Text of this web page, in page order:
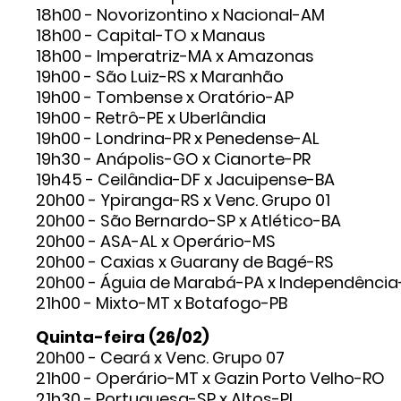
18h00 - Novorizontino x Nacional-AM
18h00 - Capital-TO x Manaus
18h00 - Imperatriz-MA x Amazonas
19h00 - São Luiz-RS x Maranhão
19h00 - Tombense x Oratório-AP
19h00 - Retrô-PE x Uberlândia
19h00 - Londrina-PR x Penedense-AL
19h30 - Anápolis-GO x Cianorte-PR
19h45 - Ceilândia-DF x Jacuipense-BA
20h00 - Ypiranga-RS x Venc. Grupo 01
20h00 - São Bernardo-SP x Atlético-BA
20h00 - ASA-AL x Operário-MS
20h00 - Caxias x Guarany de Bagé-RS
20h00 - Águia de Marabá-PA x
21h00 - Mixto-MT x Botafogo-PB
Quinta-feira (26/02)
20h00 - Ceará x Venc. Grupo 07
21h00 - Operário-MT x Gazin Porto Velho-RO